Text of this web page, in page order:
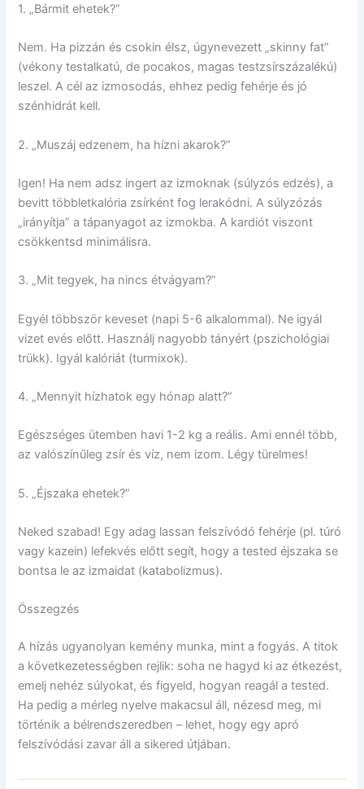
1. „Bármit ehetek?”
Nem. Ha pizzán és csokin élsz, úgynevezett „skinny fat”
(vékony testalkatú, de pocakos, magas testzsírszázalékú)
leszel. A cél az izmosodás, ehhez pedig fehérje és jó
szénhidrát kell.
2. „Muszáj edzenem, ha hízni akarok?”
Igen! Ha nem adsz ingert az izmoknak (súlyzós edzés), a
bevitt többletkalória zsírként fog lerakódni. A súlyzózás
„irányítja” a tápanyagot az izmokba. A kardiót viszont
csökkentsd minimálisra.
3. „Mit tegyek, ha nincs étvágyam?”
Egyél többször keveset (napi 5-6 alkalommal). Ne igyál
vizet evés előtt. Használj nagyobb tányért (pszichológiai
trükk). Igyál kalóriát (turmixok).
4. „Mennyit hízhatok egy hónap alatt?”
Egészséges ütemben havi 1-2 kg a reális. Ami ennél több,
az valószínűleg zsír és víz, nem izom. Légy türelmes!
5. „Éjszaka ehetek?”
Neked szabad! Egy adag lassan felszívódó fehérje (pl. túró
vagy kazein) lefekvés előtt segít, hogy a tested éjszaka se
bontsa le az izmaidat (katabolizmus).
Összegzés
A hízás ugyanolyan kemény munka, mint a fogyás. A titok
a következetességben rejlik: soha ne hagyd ki az étkezést,
emelj nehéz súlyokat, és figyeld, hogyan reagál a tested.
Ha pedig a mérleg nyelve makacsul áll, nézesd meg, mi
történik a bélrendszeredben – lehet, hogy egy apró
felszívódási zavar áll a sikered útjában.